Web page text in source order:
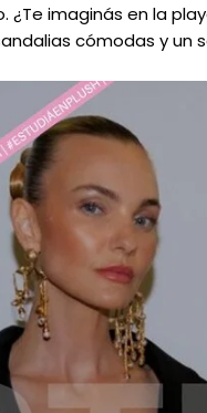
¿Te imaginás en la
cómodas y un